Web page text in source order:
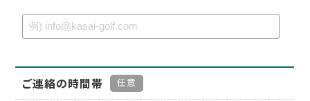
ご連絡の時間帯 任意